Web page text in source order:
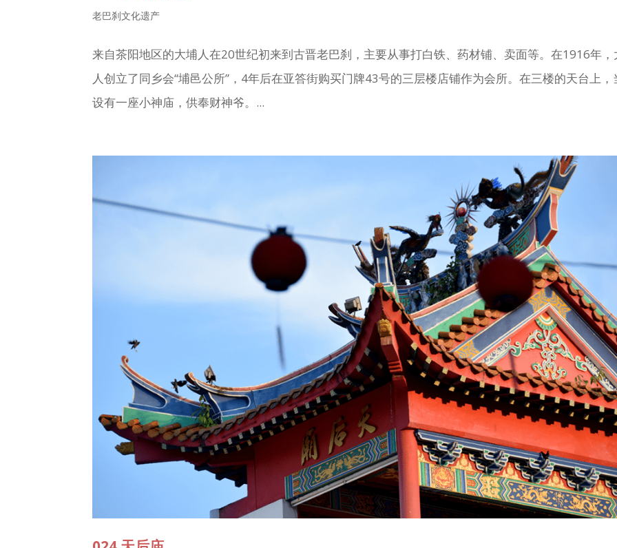
老巴刹文化遗产
来自茶阳地区的大埔人在20世纪初来到古晋老巴刹，主要从事打白铁、药材铺、卖面等。在1916年，
人创立了同乡会“埔邑公所”，4年后在亚答街购买门牌43号的三层楼店铺作为会所。在三楼的天台上，
设有一座小神庙，供奉财神爷。...